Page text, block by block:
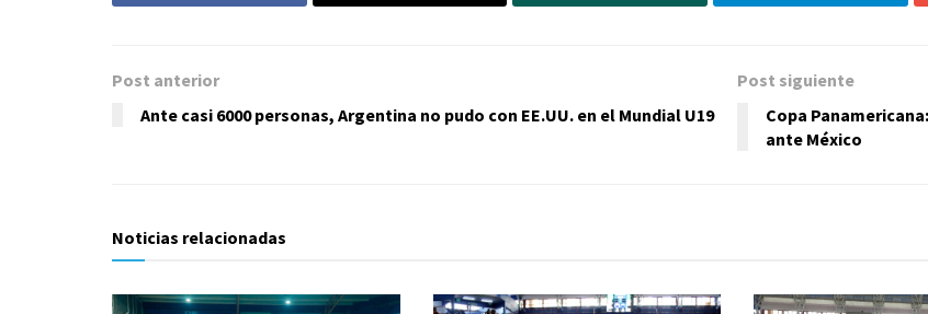
Post anterior
Ante casi 6000 personas, Argentina no pudo con EE.UU. en el Mundial U19
Post siguiente
Copa
ante México
Noticias relacionadas